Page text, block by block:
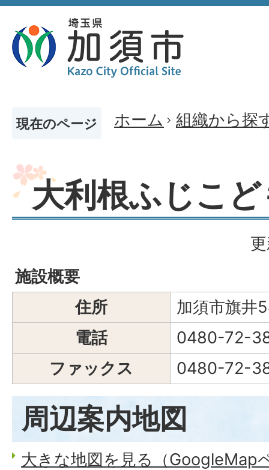
現在のページ ホーム 組織から探
大利根ふじこ
施設概要
住所
加須市旗井
電話
0480-72-
ファックス
0480-72-
周辺案内地図
大きな地図を見る（GoogleMap